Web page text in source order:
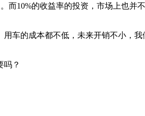
而10%的收益率的投资，市场上也并
车的成本都不低，未来开销不小，我
？